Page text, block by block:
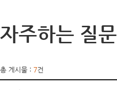
자주하는 질문
총 게시물 : 7건